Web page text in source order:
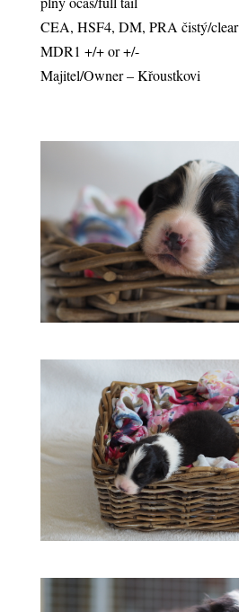
CEA, HSF4, DM, PRA čistý/clear
MDR1 +/+ or +/-
Majitel/Owner – Křoustkovi